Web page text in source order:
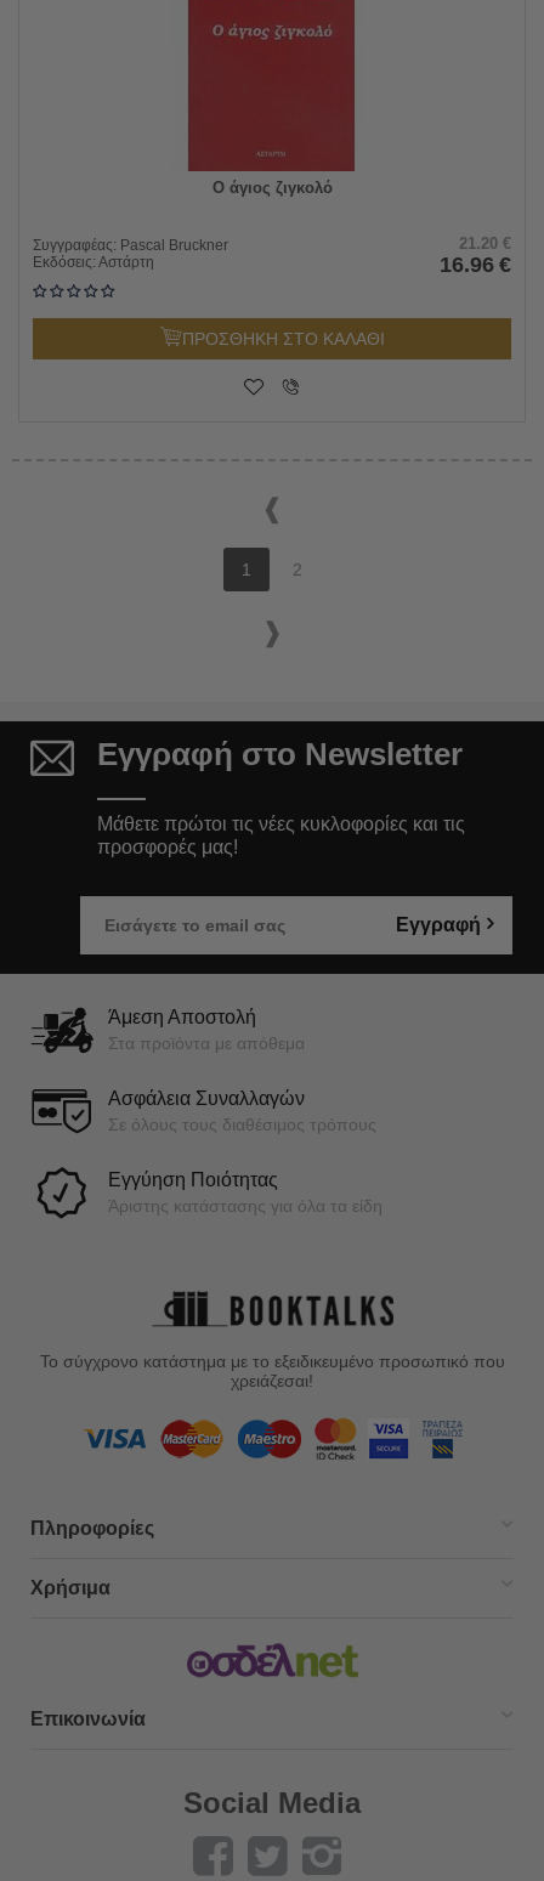
Ο άγιος ζιγκολό
Συγγραφέας: Pascal Bruckner
Εκδόσεις: Αστάρτη
21.20 €
16.96 €
ΠΡΟΣΘΗΚΗ ΣΤΟ ΚΑΛΑΘΙ
1 2
Εγγραφή στο Newsletter
Μάθετε πρώτοι τις νέες κυκλοφορίες και τις
προσφορές μας!
Εγγραφή
Άμεση Αποστολή
Στα προϊόντα με απόθεμα
Ασφάλεια Συναλλαγών
Σε όλους τους διαθέσιμος τρόπους
Εγγύηση Ποιότητας
Άριστης κατάστασης για όλα τα είδη
Το σύγχρονο κατάστημα με το εξειδικευμένο προσωπικό που
χρειάζεσαι!
Πληροφορίες
Χρήσιμα
Επικοινωνία
Social Media